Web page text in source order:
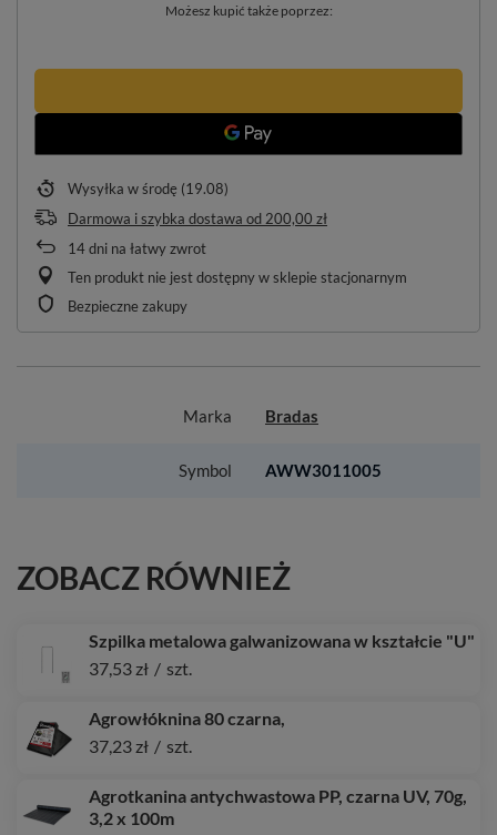
Możesz kupić także poprzez:
Wysyłka w środę (19.08)
Darmowa i szybka dostawa od 200,00 zł
14dni na łatwy zwrot
Ten produkt nie jest dostępny w sklepie stacjonarnym
Bezpieczne zakupy
Marka Bradas
Symbol AWW3011005
ZOBACZ RÓWNIEŻ
Szpilka metalowa galwanizowana w kształcie "U"
37,53 zł / szt.
Agrowłóknina 80 czarna,
37,23 zł / szt.
Agrotkanina antychwastowa PP, czarna UV, 70g,
3,2 x 100m